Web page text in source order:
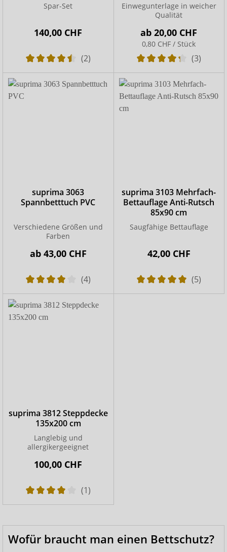
Spar-Set
140,00 CHF
(2)
Einwegunterlage in weicher
Qualität
ab20,00 CHF
0,80 CHF / Stück
(3)
suprima 3063
Spannbetttuch PVC
Verschiedene Größen und
Farben
ab 43,00 CHF
(4)
suprima 3103 Mehrfach-
Bettauflage Anti-Rutsch
85x90 cm
Saugfähige Bettauflage
42,00 CHF
(5)
suprima 3812 Steppdecke
135x200 cm
Langlebig und
allergikergeeignet
100,00 CHF
(1)
Wofür braucht man einen Bettschutz?